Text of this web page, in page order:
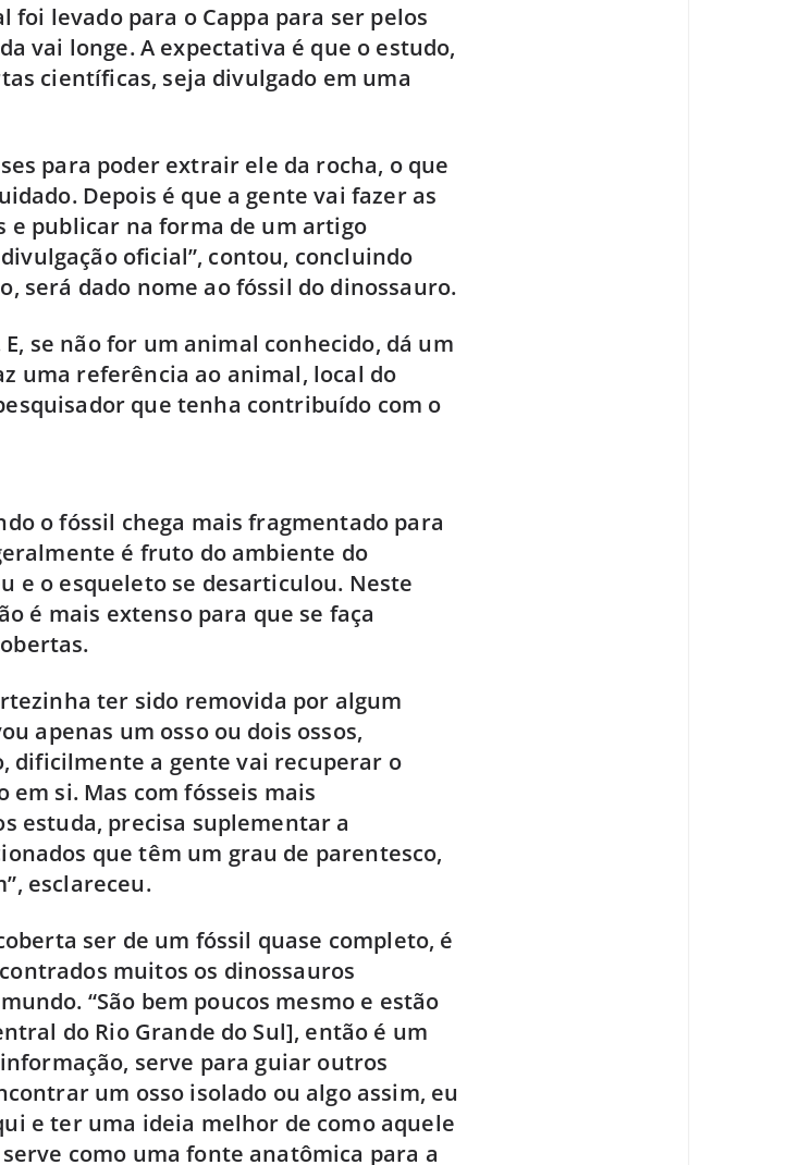
foi levado para o Cappa para ser pelos
vai longe. A expectativa é que o estudo,
científicas, seja divulgado em uma
para poder extrair ele da rocha, o que
Depois é que a gente vai fazer as
e publicar na forma de um artigo
oficial”, contou, concluindo
será dado nome ao fóssil do dinossauro.
se não for um animal conhecido, dá um
uma referência ao animal, local do
que tenha contribuído com o
o fóssil chega mais fragmentado para
é fruto do ambiente do
e o esqueleto se desarticulou. Neste
é mais extenso para que se faça
ter sido removida por algum
apenas um osso ou dois ossos,
dificilmente a gente vai recuperar o
si. Mas com fósseis mais
estuda, precisa suplementar a
que têm um grau de parentesco,
esclareceu.
ser de um fóssil quase completo, é
muitos os dinossauros
“São bem poucos mesmo e estão
do Rio Grande do Sul], então é um
serve para guiar outros
um osso isolado ou algo assim, eu
e ter uma ideia melhor de como aquele
como uma fonte anatômica para a